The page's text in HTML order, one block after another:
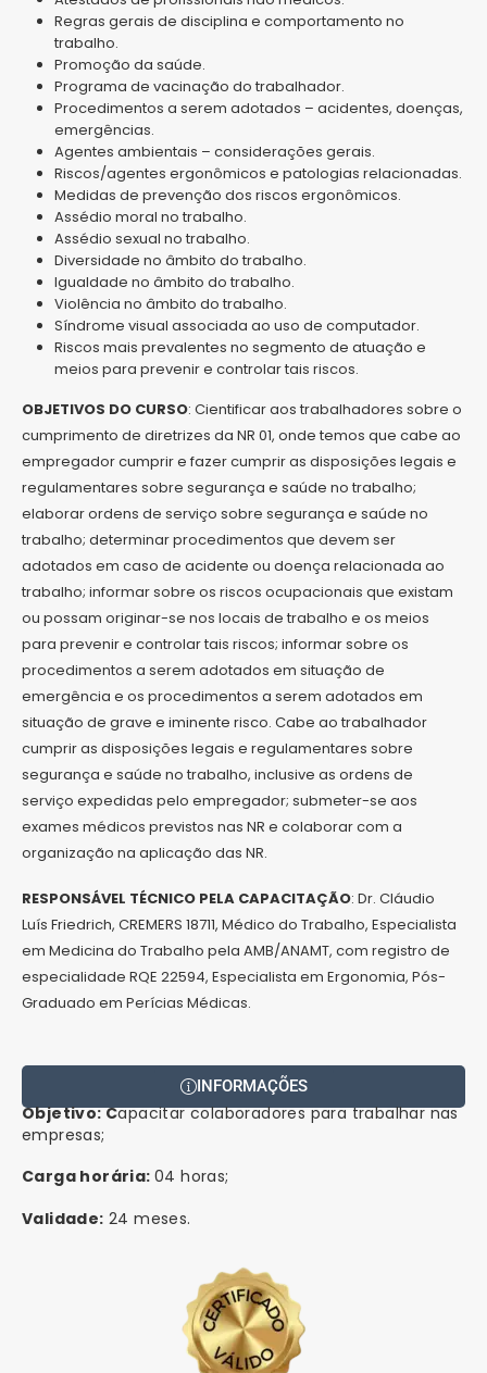
Regras gerais de disciplina e comportamento no
trabalho.
Promoção da saúde.
Programa de vacinação do trabalhador.
Procedimentos a serem adotados – acidentes, doenças,
emergências.
Agentes ambientais – considerações gerais.
Riscos/agentes ergonômicos e patologias relacionadas.
Medidas de prevenção dos riscos ergonômicos.
Assédio moral no trabalho.
Assédio sexual no trabalho.
Diversidade no âmbito do trabalho.
Igualdade no âmbito do trabalho.
Violência no âmbito do trabalho.
Síndrome visual associada ao uso de computador.
Riscos mais prevalentes no segmento de atuação e
meios para prevenir e controlar tais riscos.
OBJETIVOS DO CURSO: Cientificar aos trabalhadores sobre o
cumprimento de diretrizes da NR 01, onde temos que cabe ao
empregador cumprir e fazer cumprir as disposições legais e
regulamentares sobre segurança e saúde no trabalho;
elaborar ordens de serviço sobre segurança e saúde no
trabalho; determinar procedimentos que devem ser
adotados em caso de acidente ou doença relacionada ao
trabalho; informar sobre os riscos ocupacionais que existam
ou possam originar-se nos locais de trabalho e os meios
para prevenir e controlar tais riscos; informar sobre os
procedimentos a serem adotados em situação de
emergência e os procedimentos a serem adotados em
situação de grave e iminente risco. Cabe ao trabalhador
cumprir as disposições legais e regulamentares sobre
segurança e saúde no trabalho, inclusive as ordens de
serviço expedidas pelo empregador; submeter-se aos
exames médicos previstos nas NR e colaborar com a
organização na aplicação das NR.
RESPONSÁVEL TÉCNICO PELA CAPACITAÇÃO: Dr. Cláudio
Luís Friedrich, CREMERS 18711, Médico do Trabalho, Especialista
em Medicina do Trabalho pela AMB/ANAMT, com registro de
especialidade RQE 22594, Especialista em Ergonomia, Pós-
Graduado em Perícias Médicas.
INFORMAÇÕES
Objetivo: Capacitar colaboradores para trabalhar nas
empresas;
Carga horária: 04 horas;
Validade: 24 meses.